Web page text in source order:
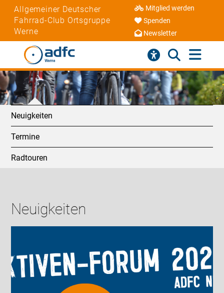
Allgemeiner Deutscher
Fahrrad-Club Ortsgruppe
Werne
Mitglied werden
Spenden
Newsletter
Neuigkeiten
Termine
Radtouren
Neuigkeiten